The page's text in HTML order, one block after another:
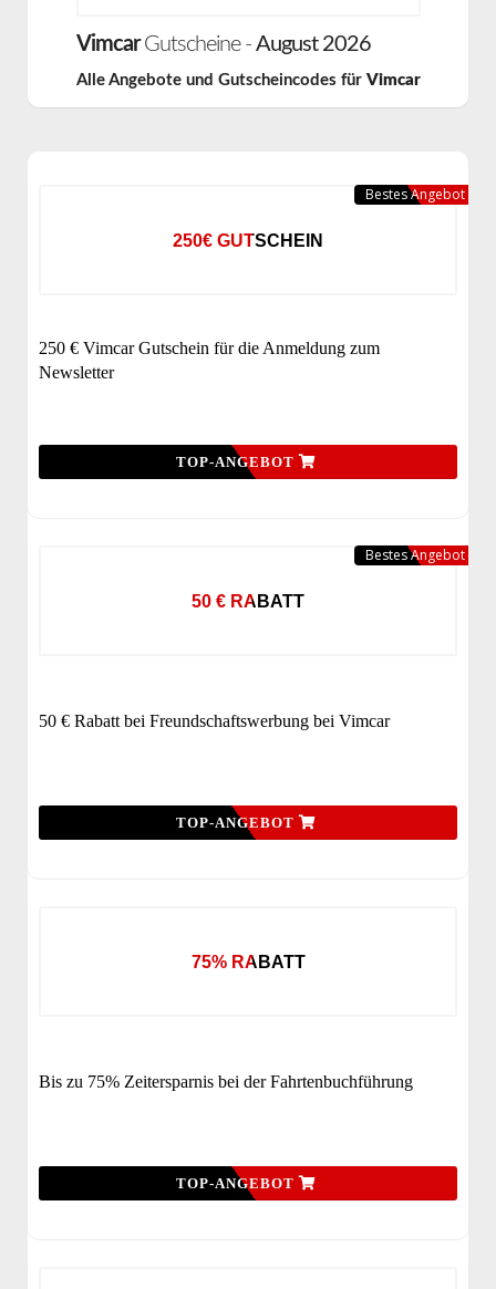
VimcarGutscheine - August 2026
Alle Angebote und Gutscheincodes für Vimcar
250€ GUTSCHEIN
250 € Vimcar Gutschein für die Anmeldung zum
Newsletter
TOP-ANGEBOT
Bestes Angebot
50 € RABATT
50 € Rabatt bei Freundschaftswerbung bei Vimcar
TOP-ANGEBOT
Bestes Angebot
75% RABATT
Bis zu 75% Zeitersparnis bei der Fahrtenbuchführung
TOP-ANGEBOT